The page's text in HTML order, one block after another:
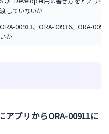
渡していないか
ORA-00933、ORA-00936、ORA-
いか
アプリからORA-00911に